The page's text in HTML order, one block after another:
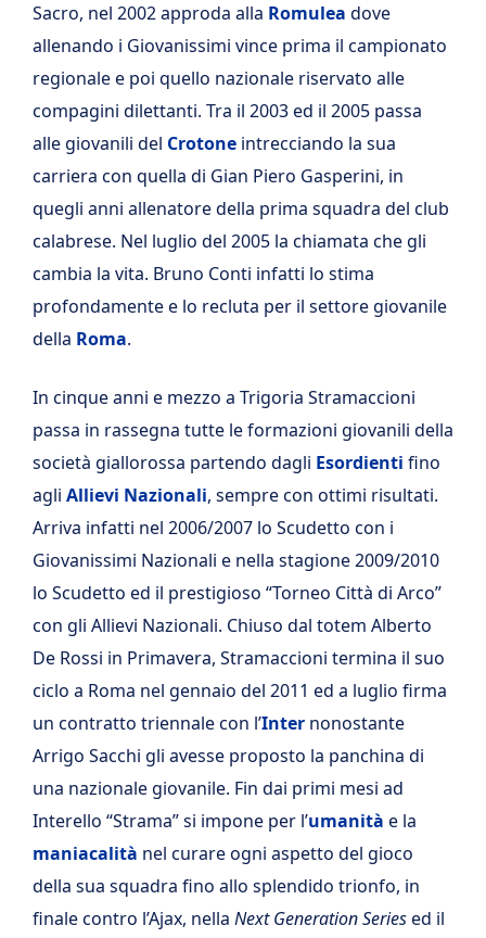
Sacro, nel 2002 approda alla Romulea dove
allenando i Giovanissimi vince prima il campionato
regionale e poi quello nazionale riservato alle
compagini dilettanti. Tra il 2003 ed il 2005 passa
alle giovanili del Crotone intrecciando la sua
carriera con quella di Gian Piero Gasperini, in
quegli anni allenatore della prima squadra del club
calabrese. Nel luglio del 2005 la chiamata che gli
cambia la vita. Bruno Conti infatti lo stima
profondamente e lo recluta per il settore giovanile
della Roma.
In cinque anni e mezzo a Trigoria Stramaccioni
passa in rassegna tutte le formazioni giovanili della
società giallorossa partendo dagli Esordienti fino
agli Allievi Nazionali, sempre con ottimi risultati.
Arriva infatti nel 2006/2007 lo Scudetto con i
Giovanissimi Nazionali e nella stagione 2009/2010
lo Scudetto ed il prestigioso “Torneo Città di Arco”
con gli Allievi Nazionali. Chiuso dal totem Alberto
De Rossi in Primavera, Stramaccioni termina il suo
ciclo a Roma nel gennaio del 2011 ed a luglio firma
un contratto triennale con l’Inter nonostante
Arrigo Sacchi gli avesse proposto la panchina di
una nazionale giovanile. Fin dai primi mesi ad
Interello “Strama” si impone per l’umanità e la
maniacalità nel curare ogni aspetto del gioco
della sua squadra fino allo splendido trionfo, in
finale contro l’Ajax, nella Next Generation Seriesed il